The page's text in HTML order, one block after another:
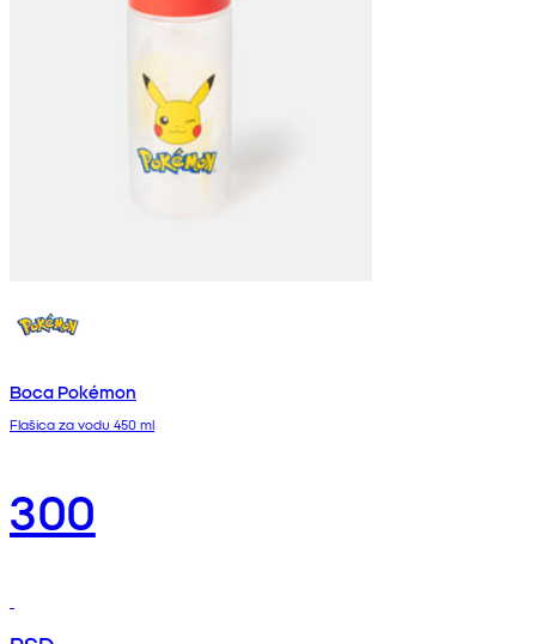
Boca Pokémon
Flašica za vodu 450 ml
300